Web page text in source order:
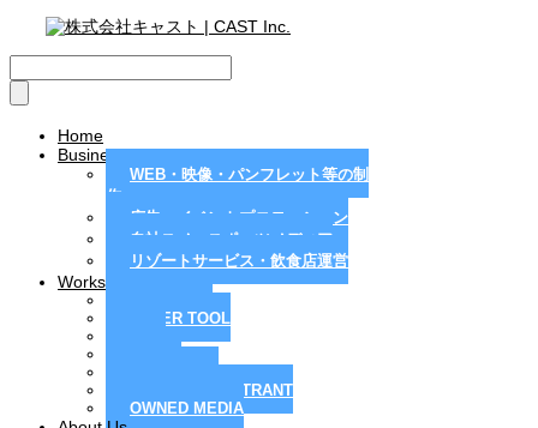
Home
Business
WEB・映像・パンフレット等の制
作
広告・イベントプロモーション
自社スノースポーツメディア
リゾートサービス・飲食店運営
Works
PAPER TOOL
RESORT / RESTRANT
OWNED MEDIA